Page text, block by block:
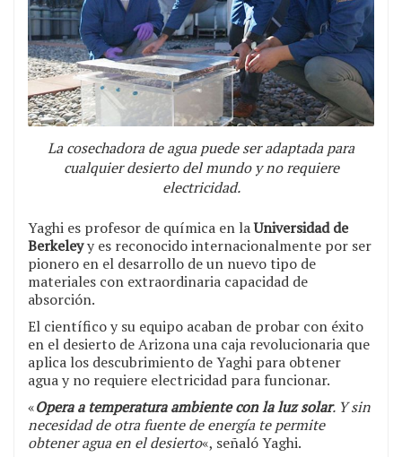
La cosechadora de agua puede ser adaptada para
cualquier desierto del mundo y no requiere
electricidad.
Yaghi es profesor de química en laUniversidad de
Berkeleyy es reconocido internacionalmente por ser
pionero en el desarrollo de un nuevo tipo de
materiales con extraordinaria capacidad de
absorción.
El científico y su equipo acaban de probar con éxito
en el desierto de Arizona una caja revolucionaria que
aplica los descubrimiento de Yaghi para obtener
agua y no requiere electricidad para funcionar.
«Opera a temperatura ambiente con la luz solar. Y sin
necesidad de otra fuente de energía te permite
obtener agua en el desierto«, señaló Yaghi.